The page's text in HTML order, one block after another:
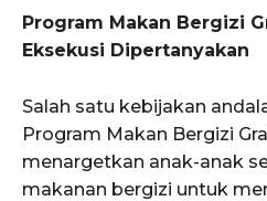
Program Makan Bergizi
Eksekusi Dipertanyakan
Salah satu kebijakan
Program Makan Bergizi
menargetkan anak-anak
makanan bergizi untuk